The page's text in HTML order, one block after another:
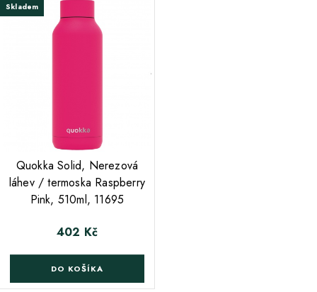
Skladem
Quokka Solid, Nerezová
láhev / termoska Raspberry
Pink, 510ml, 11695
Cena
402 Kč
DO KOŠÍKA